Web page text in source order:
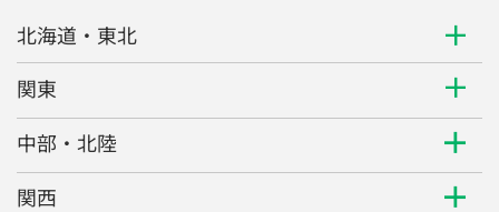
北海道・東北
関東
中部・北陸
関西